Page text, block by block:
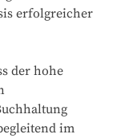
erfolgreicher
der hohe
im